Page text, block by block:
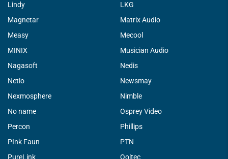
Lindy
LKG
Magnetar
Matrix Audio
Measy
Mecool
MINIX
Musician Audio
Nagasoft
Nedis
Netio
Newsmay
Nexmosphere
Nimble
No name
Osprey Video
Percon
Phillips
PInk Faun
PTN
PureLink
Qoltec